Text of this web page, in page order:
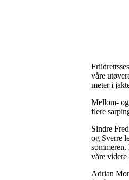
våre
meter i
Mellom-
flere
Sindre
og Sverre
våre videre
Adrian